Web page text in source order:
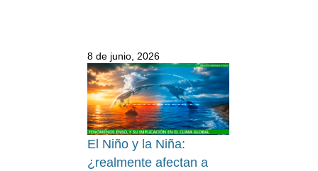
8 de junio, 2026
El Niño y la Niña:
¿realmente afectan a